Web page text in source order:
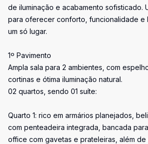
de iluminação e acabamento sofisticado.
para oferecer conforto, funcionalidade e
um só lugar.
1º Pavimento
Ampla sala para 2 ambientes, com
cortinas e ótima iluminação natural.
02 quartos, sendo 01 suíte:
Quarto 1: rico em armários planejados,
com penteadeira integrada, bancada
office com gavetas e prateleiras, além de